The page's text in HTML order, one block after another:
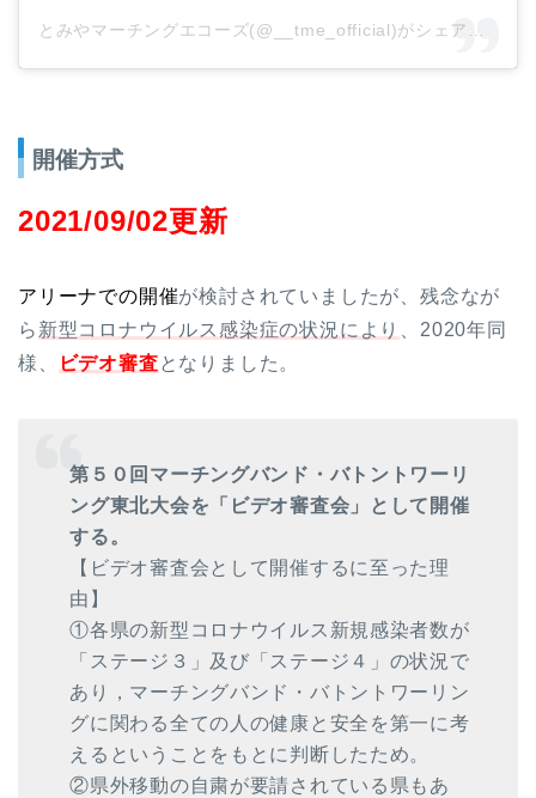
開催方式
2021/09/02更新
アリーナでの開催が検討されていましたが、残念なが
ら 新型コロナウイルス感染症の状況により
、2020年同
様、
ビデオ審査 となりました。
第５０回マーチングバンド・バトントワーリ
ング東北大会を「ビデオ審査会」として開催
する。
【ビデオ審査会として開催するに至った理
由】
①各県の新型コロナウイルス新規感染者数が
「ステージ３」及び「ステージ４」の状況で
あり，マーチングバンド・バトントワーリン
グに関わる全ての人の健康と安全を第一に考
えるということをもとに判断したため。
②県外移動の自粛が要請されている県もあ